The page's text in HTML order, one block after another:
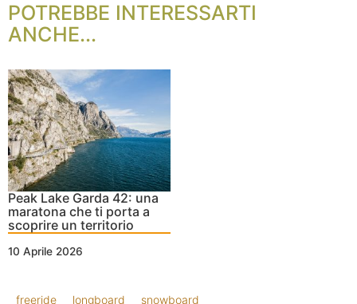
POTREBBE INTERESSARTI
ANCHE...
Peak Lake Garda 42: una
maratona che ti porta a
scoprire un territorio
10 Aprile 2026
freeride longboard snowboard